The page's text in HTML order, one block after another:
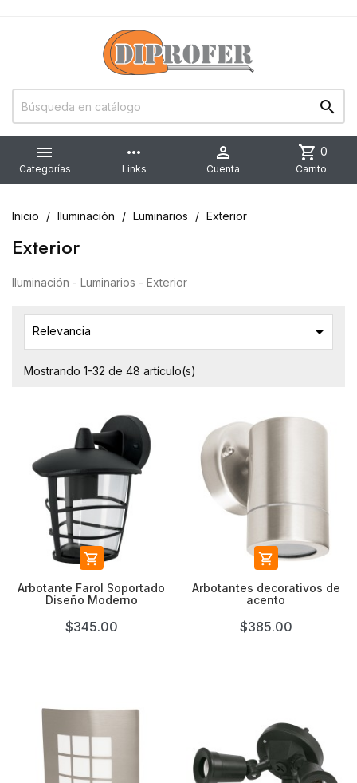


Categorías
more_horiz
Links

Cuenta
shopping_cart 0
Carrito:
Inicio Iluminación Luminarios Exterior
Exterior
Iluminación - Luminarios - Exterior
Relevancia 
Mostrando 1-32 de 48 artículo(s)

Arbotante Farol Soportado
Diseño Moderno
$345.00

Arbotantes decorativos de
acento
$385.00